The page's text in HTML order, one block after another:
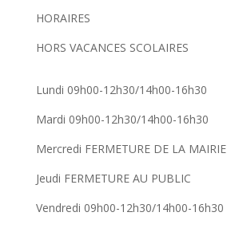
HORAIRES
HORS VACANCES SCOLAIRES
Lundi 09h00-12h30/14h00-16h30
Mardi 09h00-12h30/14h00-16h30
Mercredi FERMETURE DE LA MAIRIE
Jeudi FERMETURE AU PUBLIC
Vendredi 09h00-12h30/14h00-16h30